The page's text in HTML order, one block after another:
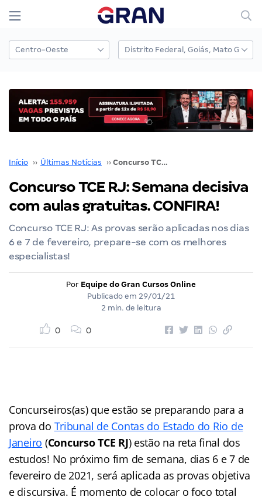
Início ›› Últimas Notícias ›› Concurso TCE RJ: Semana decisiva com aulas gratuitas. CONFIRA!
Concurso TCE RJ: Semana decisiva
com aulas gratuitas. CONFIRA!
Concurso TCE RJ: As provas serão aplicadas nos dias
6 e 7 de fevereiro, prepare-se com os melhores
especialistas!
Por Equipe do Gran Cursos Online
Publicado em 29/01/21
2 min. de leitura
0 0
Concurseiros(as) que estão se preparando para a
prova do Tribunal de Contas do Estado do Rio de
Janeiro (Concurso TCE RJ) estão na reta final dos
estudos! No próximo fim de semana, dias 6 e 7 de
fevereiro de 2021, será aplicada as provas objetiva
e discursiva. É momento de colocar o foco total